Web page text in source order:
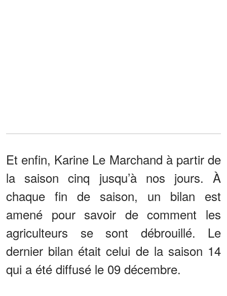
Et enfin, Karine Le Marchand à partir de
la saison cinq jusqu’à nos jours. À
chaque fin de saison, un bilan est
amené pour savoir de comment les
agriculteurs se sont débrouillé. Le
dernier bilan était celui de la saison 14
qui a été diffusé le 09 décembre.